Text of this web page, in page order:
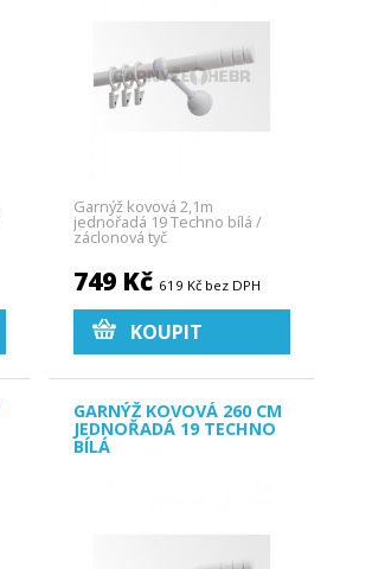
Garnýž kovová 2,1m
jednořadá 19 Techno bílá /
záclonová tyč
749 Kč 619 Kč bez DPH
KOUPIT
GARNÝŽ KOVOVÁ 260 CM
JEDNOŘADÁ 19 TECHNO
BÍLÁ